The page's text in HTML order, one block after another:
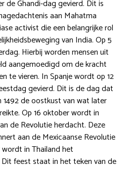
de Ghandi-dag gevierd. Dit is
aan Mahatma
activist die een belangrijke rol
van India. Op 5
Hierbij worden mensen uit
aangemoedigd om de kracht
te vieren. In Spanje wordt op 12
gevierd. Dit is de dag dat
1492 de oostkust van wat later
Op 16 oktober wordt in
de Revolutie herdacht. Deze
aan de Mexicaanse Revolutie
wordt in Thailand het
feest staat in het teken van de